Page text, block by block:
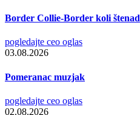
Border Collie-Border koli štenad
pogledajte ceo oglas
03.08.2026
Pomeranac muzjak
pogledajte ceo oglas
02.08.2026